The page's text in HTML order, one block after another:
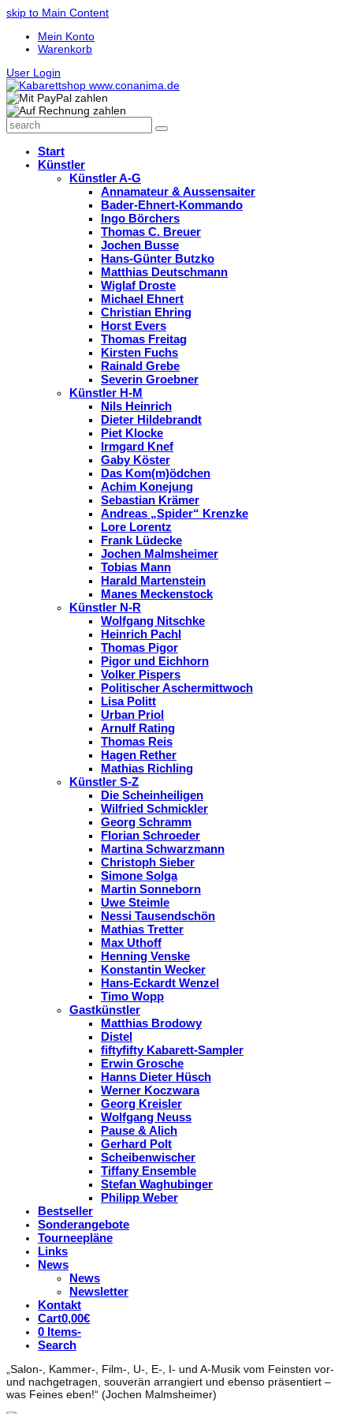
skip to Main Content
Mein Konto
Warenkorb
User Login
search
Search
Start
Künstler
Künstler A-G
Annamateur & Aussensaiter
Bader-Ehnert-Kommando
Ingo Börchers
Thomas C. Breuer
Jochen Busse
Hans-Günter Butzko
Matthias Deutschmann
Wiglaf Droste
Michael Ehnert
Christian Ehring
Horst Evers
Thomas Freitag
Kirsten Fuchs
Rainald Grebe
Severin Groebner
Künstler H-M
Nils Heinrich
Dieter Hildebrandt
Piet Klocke
Irmgard Knef
Gaby Köster
Das Kom(m)ödchen
Achim Konejung
Sebastian Krämer
Andreas „Spider“ Krenzke
Lore Lorentz
Frank Lüdecke
Jochen Malmsheimer
Tobias Mann
Harald Martenstein
Manes Meckenstock
Künstler N-R
Wolfgang Nitschke
Heinrich Pachl
Thomas Pigor
Pigor und Eichhorn
Volker Pispers
Politischer Aschermittwoch
Lisa Politt
Urban Priol
Arnulf Rating
Thomas Reis
Hagen Rether
Mathias Richling
Künstler S-Z
Die Scheinheiligen
Wilfried Schmickler
Georg Schramm
Florian Schroeder
Martina Schwarzmann
Christoph Sieber
Simone Solga
Martin Sonneborn
Uwe Steimle
Nessi Tausendschön
Mathias Tretter
Max Uthoff
Henning Venske
Konstantin Wecker
Hans-Eckardt Wenzel
Timo Wopp
Gastkünstler
Matthias Brodowy
Distel
fiftyfifty Kabarett-Sampler
Erwin Grosche
Hanns Dieter Hüsch
Werner Koczwara
Georg Kreisler
Wolfgang Neuss
Pause & Alich
Gerhard Polt
Scheibenwischer
Tiffany Ensemble
Stefan Waghubinger
Philipp Weber
Bestseller
Sonderangebote
Tourneepläne
Links
News
News
Newsletter
Kontakt
Cart0,00€
0 Items-
Search
„Salon-, Kammer-, Film-, U-, E-, I- und A-Musik vom Feinsten vor-
und nachgetragen, souverän arrangiert und ebenso präsentiert –
was Feines eben!“ (Jochen Malmsheimer)